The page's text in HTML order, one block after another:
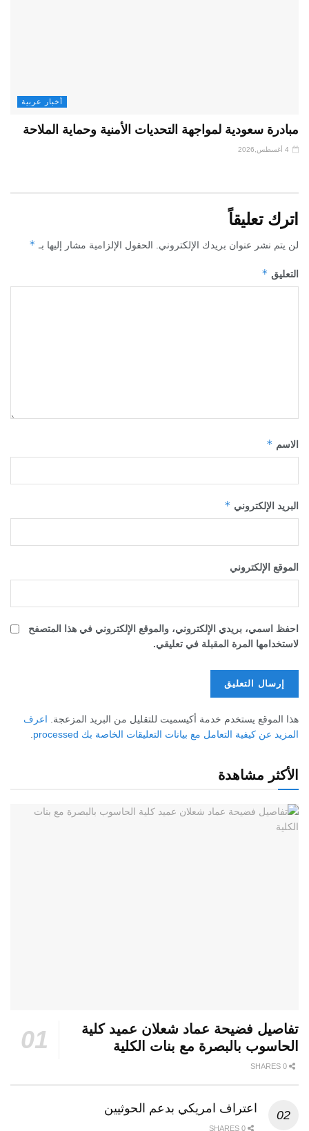
أخبار عربية
مبادرة سعودية لمواجهة التحديات الأمنية وحماية الملاحة
اترك تعليقاً
لن يتم نشر عنوان بريدك الإلكتروني. الحقول الإلزامية مشار إليها بـ *
التعليق *
الاسم *
البريد الإلكتروني *
الموقع الإلكتروني
احفظ اسمي، بريدي الإلكتروني، والموقع الإلكتروني في هذا المتصفح
لاستخدامها المرة المقبلة في تعليقي.
هذا الموقع يستخدم خدمة أكيسميت للتقليل من البريد المزعجة. اعرف
المزيد عن كيفية التعامل مع بيانات التعليقات الخاصة بك processed
.
الأكثر مشاهدة
تفاصيل فضيحة عماد شعلان عميد كلية
الحاسوب بالبصرة مع بنات الكلية
اعتراف امريكي بدعم الحوثيين